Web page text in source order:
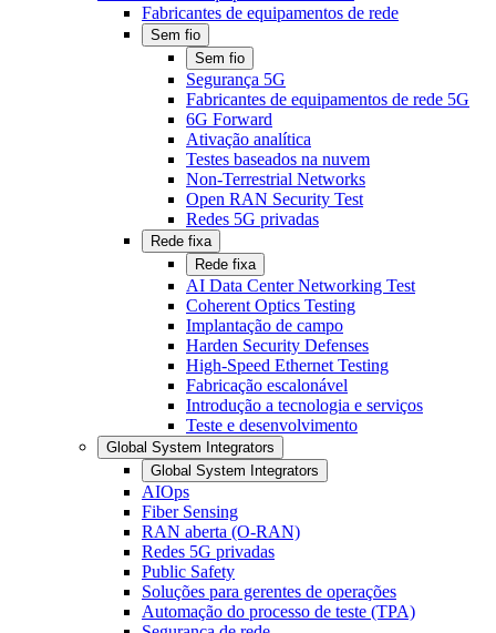
Fabricantes de equipamentos de rede
Sem fio
Sem fio
Segurança 5G
Fabricantes de equipamentos de rede 5G
6G Forward
Ativação analítica
Testes baseados na nuvem
Non-Terrestrial Networks
Open RAN Security Test
Redes 5G privadas
Rede fixa
Rede fixa
AI Data Center Networking Test
Coherent Optics Testing
Implantação de campo
Harden Security Defenses
High-Speed Ethernet Testing
Fabricação escalonável
Introdução a tecnologia e serviços
Teste e desenvolvimento
Global System Integrators
Global System Integrators
AIOps
Fiber Sensing
RAN aberta (O-RAN)
Redes 5G privadas
Public Safety
Soluções para gerentes de operações
Automação do processo de teste (TPA)